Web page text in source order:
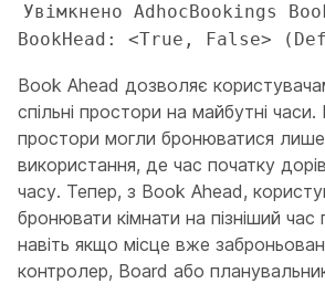
Увімкнено AdhocBookings
BookHead: <True, False>
Book Ahead дозволяє
спільні простори на майбутні часи.
простори могли бронюватися
використання, де час початку
часу. Тепер, з Book Ahead,
бронювати кімнати на пізніший час
навіть якщо місце вже
контролер, Board або